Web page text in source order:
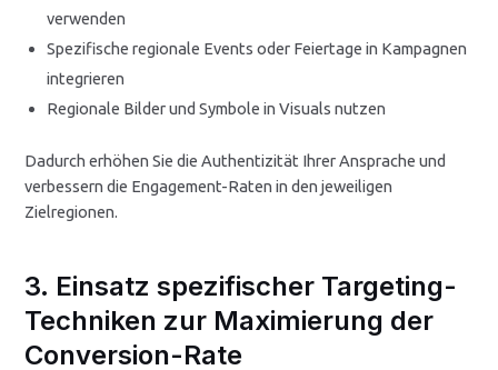
verwenden
Spezifische regionale Events oder Feiertage in Kampagnen
integrieren
Regionale Bilder und Symbole in Visuals nutzen
Dadurch erhöhen Sie die Authentizität Ihrer Ansprache und
verbessern die Engagement-Raten in den jeweiligen
Zielregionen.
3. Einsatz spezifischer Targeting-
Techniken zur Maximierung der
Conversion-Rate